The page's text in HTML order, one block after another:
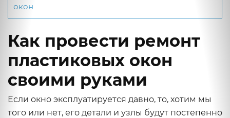
окон
Как провести ремонт
пластиковых окон
своими руками
Если окно эксплуатируется давно, то, хотим мы
того или нет, его детали и узлы будут постепенно